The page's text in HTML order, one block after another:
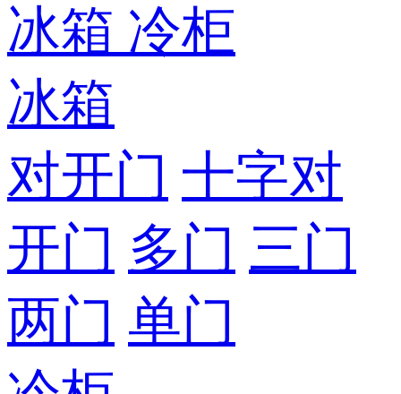
冰箱 冷柜
冰箱
对开门 十字对
开门 多门 三门
两门 单门